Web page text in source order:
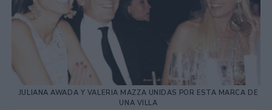
JULIANA AWADA Y VALERIA MAZZA UNIDAS POR ESTA MARCA DE
UNA VILLA